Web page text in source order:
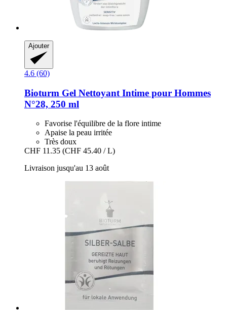
Ajouter
4.6 (60)
Bioturm Gel Nettoyant Intime pour Hommes
N°28, 250 ml
Favorise l'équilibre de la flore intime
Apaise la peau irritée
Très doux
CHF 11.35 (CHF 45.40 / L)
Livraison jusqu'au 13 août